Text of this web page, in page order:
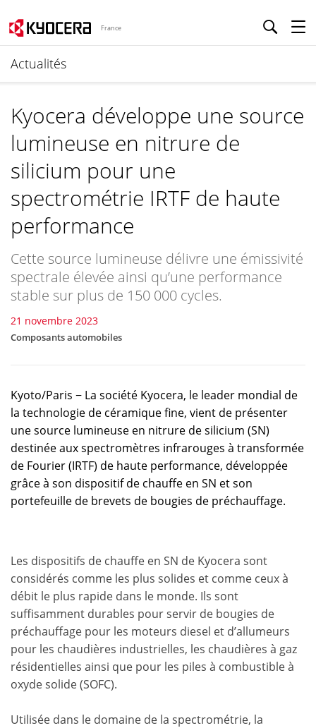
France
Actualités
Kyocera développe une source
lumineuse en nitrure de
silicium pour une
spectrométrie IRTF de haute
performance
Cette source lumineuse délivre une émissivité
spectrale élevée ainsi qu’une performance
stable sur plus de 150 000 cycles.
21 novembre 2023
Composants automobiles
Kyoto/Paris − La société Kyocera, le leader mondial de
la technologie de céramique fine, vient de présenter
une source lumineuse en nitrure de silicium (SN)
destinée aux spectromètres infrarouges à transformée
de Fourier (IRTF) de haute performance, développée
grâce à son dispositif de chauffe en SN et son
portefeuille de brevets de bougies de préchauffage.
Les dispositifs de chauffe en SN de Kyocera sont
considérés comme les plus solides et comme ceux à
débit le plus rapide dans le monde. Ils sont
suffisamment durables pour servir de bougies de
préchauffage pour les moteurs diesel et d’allumeurs
pour les chaudières industrielles, les chaudières à gaz
résidentielles ainsi que pour les piles à combustible à
oxyde solide (SOFC).
Utilisée dans le domaine de la spectrométrie, la